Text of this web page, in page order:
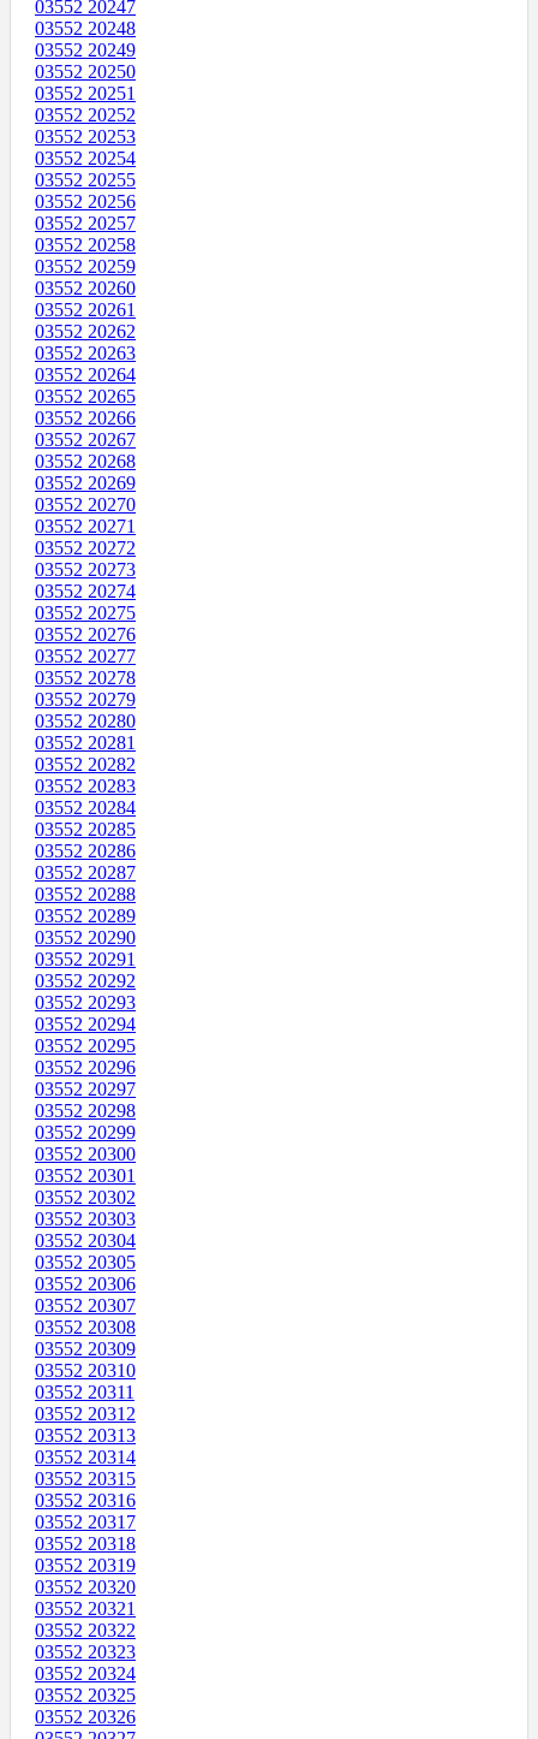
03552 20247
03552 20248
03552 20249
03552 20250
03552 20251
03552 20252
03552 20253
03552 20254
03552 20255
03552 20256
03552 20257
03552 20258
03552 20259
03552 20260
03552 20261
03552 20262
03552 20263
03552 20264
03552 20265
03552 20266
03552 20267
03552 20268
03552 20269
03552 20270
03552 20271
03552 20272
03552 20273
03552 20274
03552 20275
03552 20276
03552 20277
03552 20278
03552 20279
03552 20280
03552 20281
03552 20282
03552 20283
03552 20284
03552 20285
03552 20286
03552 20287
03552 20288
03552 20289
03552 20290
03552 20291
03552 20292
03552 20293
03552 20294
03552 20295
03552 20296
03552 20297
03552 20298
03552 20299
03552 20300
03552 20301
03552 20302
03552 20303
03552 20304
03552 20305
03552 20306
03552 20307
03552 20308
03552 20309
03552 20310
03552 20311
03552 20312
03552 20313
03552 20314
03552 20315
03552 20316
03552 20317
03552 20318
03552 20319
03552 20320
03552 20321
03552 20322
03552 20323
03552 20324
03552 20325
03552 20326